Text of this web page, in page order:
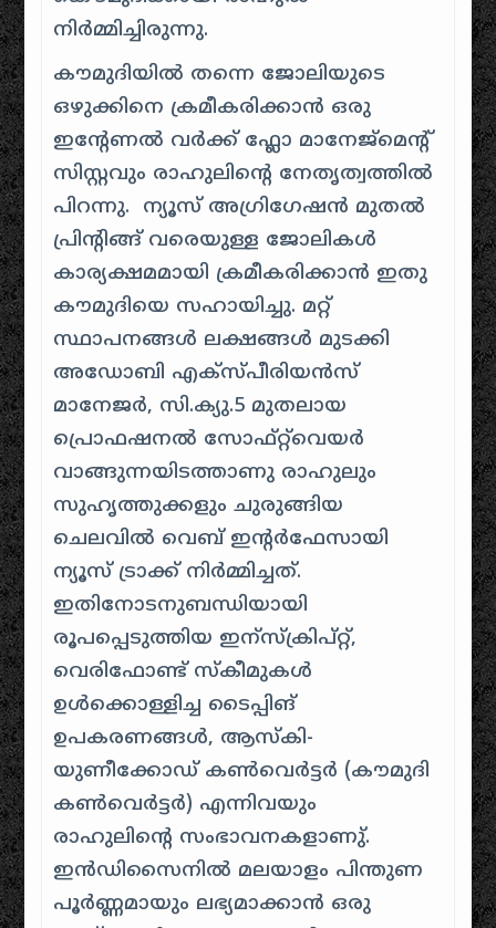
നിർമ്മിച്ചിരുന്നു.
കൗമുദിയില്‍ തന്നെ ജോലിയുടെ
ഒഴുക്കിനെ ക്രമീകരിക്കാന്‍ ഒരു
ഇന്റേണൽ വര്‍ക്ക് ഫ്ലോ മാനേജ്മെന്റ്
സിസ്റ്റവും രാഹുലിന്റെ നേതൃത്വത്തില്‍
പിറന്നു. ന്യൂസ് അഗ്രിഗേഷന്‍ മുതല്‍
പ്രിന്റിങ്ങ് വരെയുള്ള ജോലികള്‍
കാര്യക്ഷമമായി ക്രമീകരിക്കാന്‍ ഇതു
കൗമുദിയെ സഹായിച്ചു. മറ്റ്
സ്ഥാപനങ്ങൾ ലക്ഷങ്ങൾ മുടക്കി
അഡോബി എക്സ്പീരിയൻസ്
മാനേജർ, സി.ക്യു.5 മുതലായ
പ്രൊഫഷനൽ സോഫ്റ്റ്‌വെയർ
വാങ്ങുന്നയിടത്താണു രാഹുലും
സുഹൃത്തുക്കളും ചുരുങ്ങിയ
ചെലവിൽ വെബ് ഇന്റർഫേസായി
ന്യൂസ് ട്രാക്ക് നിർമ്മിച്ചത്.
ഇതിനോടനുബന്ധിയായി
രൂപപ്പെടുത്തിയ ഇന്സ്ക്രിപ്റ്റ്,
വെരിഫോണ്ട് സ്കീമുകൾ
ഉൾക്കൊള്ളിച്ച ടൈപ്പിങ്
ഉപകരണങ്ങൾ, ആസ്കി-
യുണീക്കോഡ് കൺവെർട്ടർ (കൗമുദി
കണ്‍വെർട്ടർ) എന്നിവയും
രാഹുലിന്റെ സംഭാവനകളാണു്.
ഇൻഡിസൈനിൽ മലയാളം പിന്തുണ
പൂർണ്ണമായും ലഭ്യമാക്കാൻ ഒരു